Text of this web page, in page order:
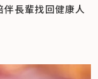
長輩找回健康人